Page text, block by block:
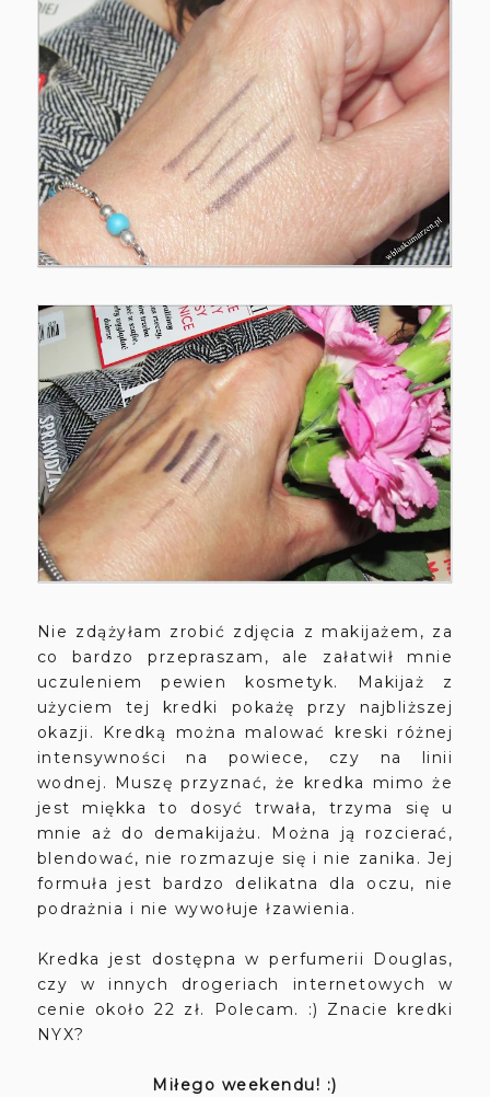
Nie zdążyłam zrobić zdjęcia z makijażem, za
co bardzo przepraszam, ale załatwił mnie
uczuleniem pewien kosmetyk. Makijaż z
użyciem tej kredki pokażę przy najbliższej
okazji. Kredką można malować kreski różnej
intensywności na powiece, czy na linii
wodnej. Muszę przyznać, że kredka mimo że
jest miękka to dosyć trwała, trzyma się u
mnie aż do demakijażu. Można ją rozcierać,
blendować, nie rozmazuje się i nie zanika. Jej
formuła jest bardzo delikatna dla oczu, nie
podrażnia i nie wywołuje łzawienia.
Kredka jest dostępna w perfumerii Douglas,
czy w innych drogeriach internetowych w
cenie około 22 zł. Polecam. :) Znacie kredki
NYX?
Miłego weekendu! :)